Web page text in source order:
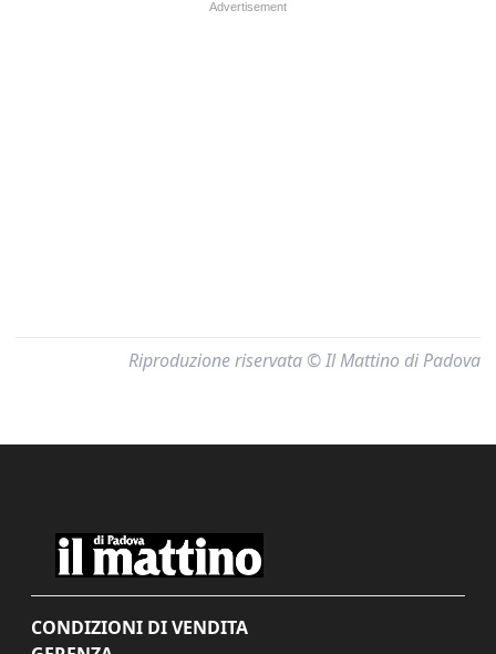
Riproduzione riservata © Il Mattino di Padova
CONDIZIONI DI VENDITA